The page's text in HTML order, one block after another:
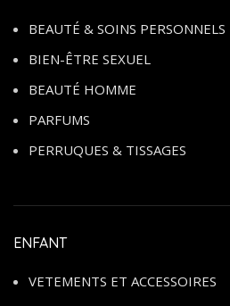
BEAUTÉ & SOINS PERSONNELS
BIEN-ÊTRE SEXUEL
BEAUTÉ HOMME
PARFUMS
PERRUQUES & TISSAGES
ENFANT
VETEMENTS ET ACCESSOIRES